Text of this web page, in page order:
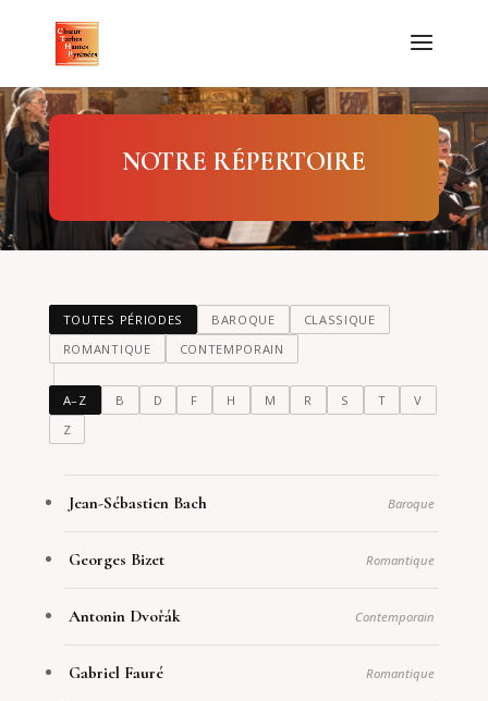
NOTRE RÉPERTOIRE
TOUTES PÉRIODES BAROQUE
CLASSIQUE
ROMANTIQUE
CONTEMPORAIN
A–Z B D F H M R S T
V
Z
Jean-Sébastien Bach Baroque
Georges Bizet Romantique
Antonin Dvořák Contemporain
Gabriel Fauré Romantique